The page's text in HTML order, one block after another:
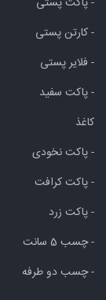
- کارتن پستی
- فلایر پستی
- پاکت سفید
کاغذ
- پاکت نخودی
- پاکت کرافت
- پاکت زرد
- چسب 5 سانت
- چسب دو طرفه